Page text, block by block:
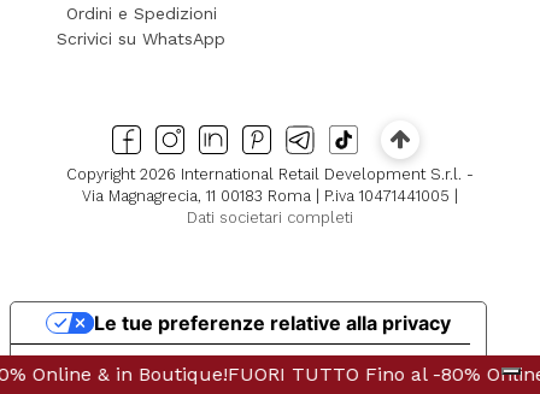
FUORI TUTTO Fino al -80% Online & in Boutique!
Ordini e Spedizioni
Scrivici su WhatsApp
Copyright 2026 International Retail Development S.r.l. -
Via Magnagrecia, 11 00183 Roma | P.iva 10471441005 |
Dati societari completi
& in Boutique!FUORI TUTTO Fino al -80% Online & in
Informativa sulla raccolta
Le tue preferenze relative alla privacy